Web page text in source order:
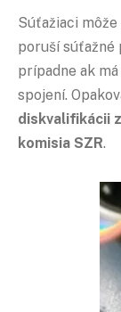
Súťažiaci
poruší súťažné
prípadne ak
spojení.
diskvalifikácii
komisia SZR.